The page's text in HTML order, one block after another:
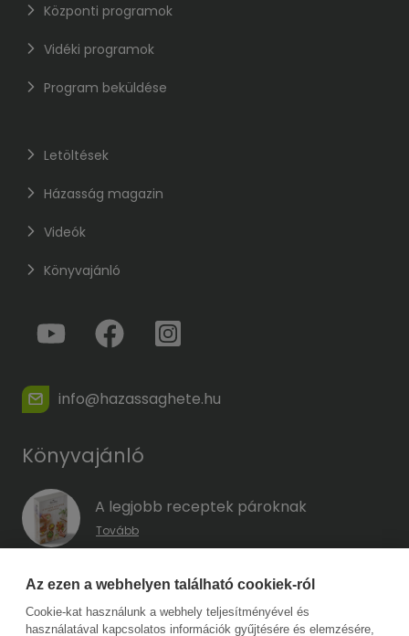
Központi programok
Vidéki programok
Program beküldése
Letöltések
Házasság magazin
Videók
Könyvajánló
info@hazassaghete.hu
Könyvajánló
A legjobb receptek pároknak
Tovább
A hűség kódja – Hogyan előzd meg a
megcsalást, mielőtt még eszedbe jutott
volna?
Az ezen a webhelyen található cookiek-ról
Cookie-kat használunk a webhely teljesítményével és
használatával kapcsolatos információk gyűjtésére és elemzésére,